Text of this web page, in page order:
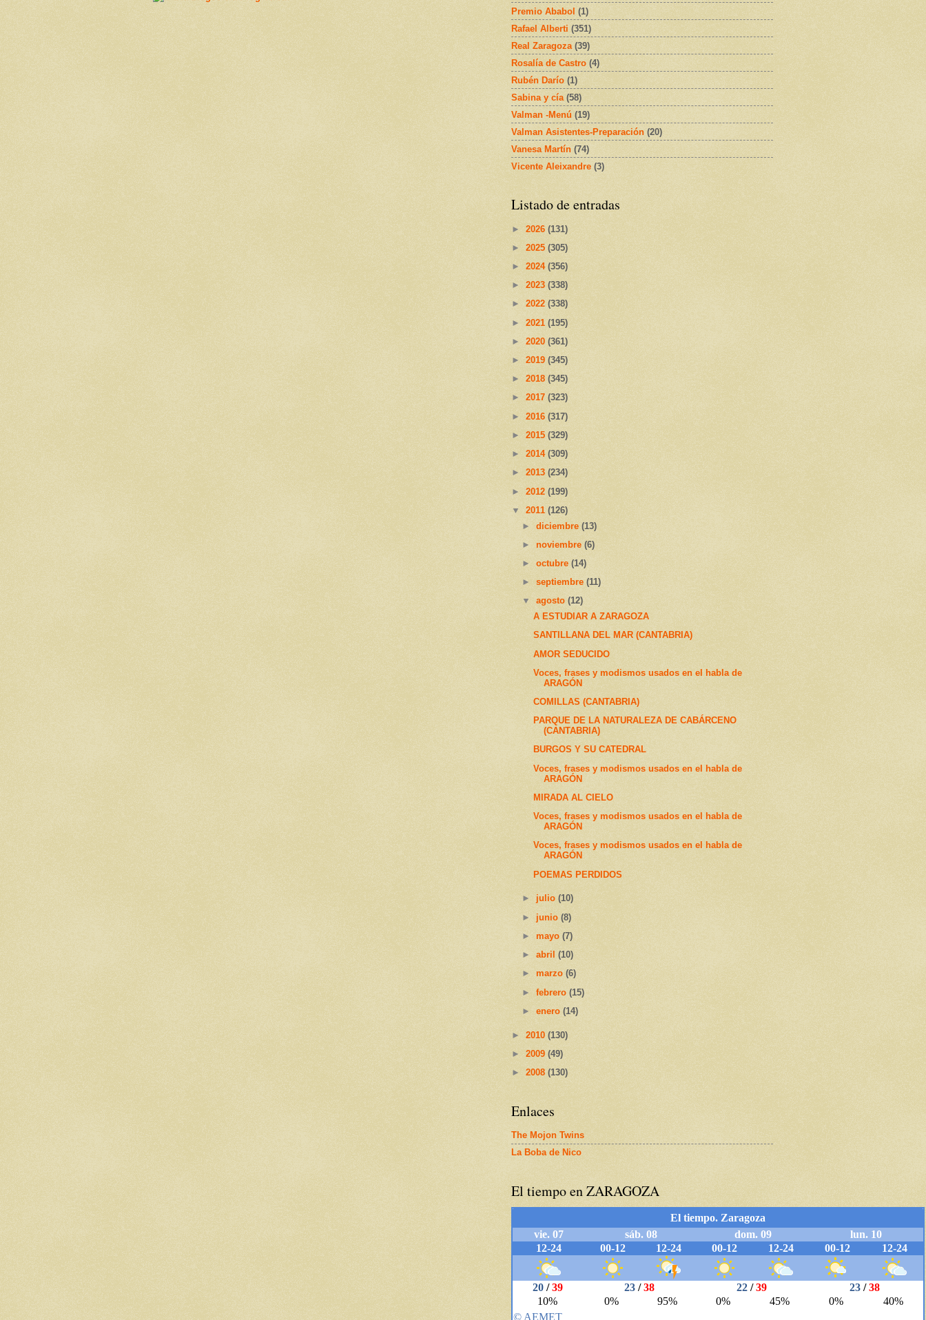
Premio Ababol (1)
Rafael Alberti (351)
Real Zaragoza (39)
Rosalía de Castro (4)
Rubén Darío (1)
Sabina y cía (58)
Valman -Menú (19)
Valman Asistentes-Preparación (20)
Vanesa Martín (74)
Vicente Aleixandre (3)
Listado de entradas
► 2026 (131)
► 2025 (305)
► 2024 (356)
► 2023 (338)
► 2022 (338)
► 2021 (195)
► 2020 (361)
► 2019 (345)
► 2018 (345)
► 2017 (323)
► 2016 (317)
► 2015 (329)
► 2014 (309)
► 2013 (234)
► 2012 (199)
▼ 2011 (126)
►diciembre(13)
►noviembre(6)
►octubre(14)
►septiembre(11)
▼agosto(12)
A ESTUDIAR A ZARAGOZA
SANTILLANA DEL MAR (CANTABRIA)
AMOR SEDUCIDO
Voces, frases y modismos usados en el habla de
ARAGÓN
COMILLAS (CANTABRIA)
PARQUE DE LA NATURALEZA DE CABÁRCENO
(CANTABRIA)
BURGOS Y SU CATEDRAL
Voces, frases y modismos usados en el habla de
ARAGÓN
MIRADA AL CIELO
Voces, frases y modismos usados en el habla de
ARAGÓN
Voces, frases y modismos usados en el habla de
ARAGÓN
POEMAS PERDIDOS
►julio(10)
► junio(8)
►mayo(7)
►abril(10)
►marzo(6)
►febrero(15)
►enero(14)
► 2010 (130)
► 2009 (49)
► 2008 (130)
Enlaces
The Mojon Twins
La Boba de Nico
El tiempo en ZARAGOZA